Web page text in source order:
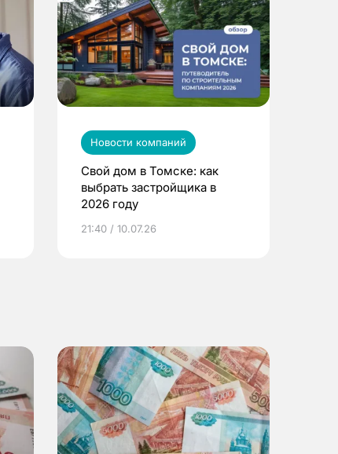
Новости компаний
Свой дом в Томске: как
выбрать застройщика в
2026 году
21:40 / 10.07.26